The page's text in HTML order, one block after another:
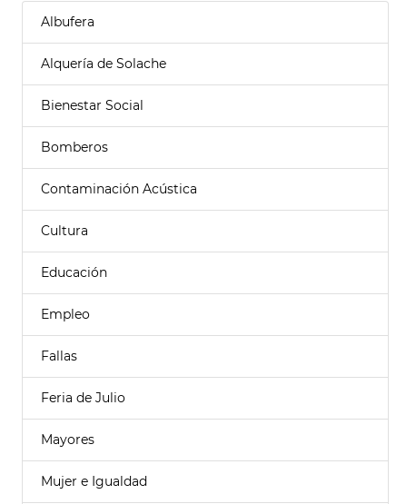
Albufera
Alquería de Solache
Bienestar Social
Bomberos
Contaminación Acústica
Cultura
Educación
Empleo
Fallas
Feria de Julio
Mayores
Mujer e Igualdad